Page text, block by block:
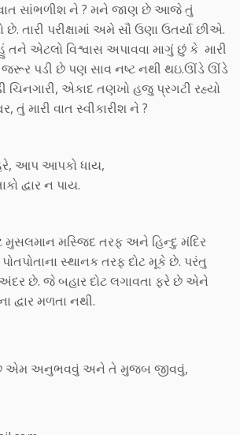
વાત સાંભળીશ ને ? મને જાણ છે આજે તું
છે. તારી પરીક્ષામાં અમે સૌ ઉણા ઉતર્યા છીએ.
એટલો વિશ્વાસ અપાવવા માગું છું કે મારી
જરૂર પડી છે પણ સાવ નષ્ટ નથી થઇ.ઊંડે ઊંડે
ચિનગારી, એકાદ તણખો હજુ પ્રગટી રહ્યો
મારી વાત સ્વીકારીશ ને ?
આપ આપકો ધાય,
દ્વાર ન પાય.
મુસલમાન મસ્જિદ તરફ અને હિન્દુ મંદિર
સ્થાનક તરફ દોટ મૂકે છે. પરંતુ
છે. જે બહાર દોટ લગાવતા ફરે છે એને
દ્વાર મળતા નથી.
છે એમ અનુભવવું અને તે મુજબ જીવવું,